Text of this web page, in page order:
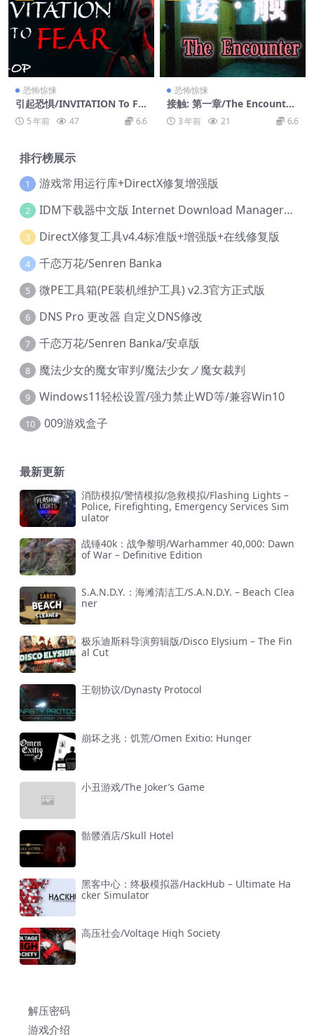
恐怖惊悚
引起恐惧/INVITATION To FE
AR 5 年前 47 6.6
恐怖惊悚
接触: 第一章/The Encounter:
Chapter One
3 年前 21 6.6
排行榜展示
1 游戏常用运行库+DirectX修复增强版
2 IDM下载器中文版 Internet Download Manager v6.42.36 IDM
3 DirectX修复工具v4.4标准版+增强版+在线修复版
4 千恋万花/Senren Banka
5 微PE工具箱(PE装机维护工具) v2.3官方正式版
6 DNS Pro 更改器 自定义DNS修改
7 千恋万花/Senren Banka/安卓版
8 魔法少女的魔女审判/魔法少女ノ魔女裁判
9 Windows11轻松设置/强力禁止WD等/兼容Win10
10 009游戏盒子
最新更新
消防模拟/警情模拟/急救模拟/Flashing Lights –
Police, Firefighting, Emergency Services Sim
ulator
战锤40k：战争黎明/Warhammer 40,000: Dawn
of War – Definitive Edition
S.A.N.D.Y.：海滩清洁工/S.A.N.D.Y. – Beach Clea
ner
极乐迪斯科导演剪辑版/Disco Elysium – The Fin
al Cut
王朝协议/Dynasty Protocol
崩坏之兆：饥荒/Omen Exitio: Hunger
小丑游戏/The Joker’s Game
骷髅酒店/Skull Hotel
黑客中心：终极模拟器/HackHub – Ultimate Ha
cker Simulator
高压社会/Voltage High Society
解压密码
游戏介绍